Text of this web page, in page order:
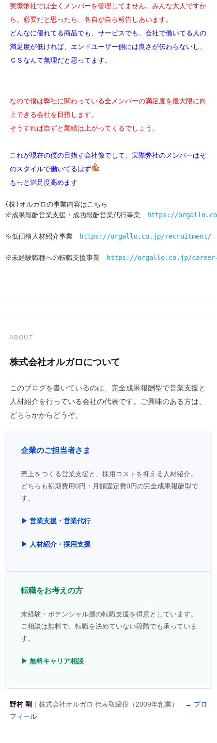
実際幣社では全くメンバーを管理してません。みんな大人ですか
ら。必要だと思ったら、各自が自ら報告しあいます。
どんなに優れてる商品でも、サービスでも、会社で働いてる人の
満足度が低ければ、エンドユーザー側には良さが伝わらないし、
ＣＳなんて無理だと思ってます。
なので僕は弊社に関わっている全メンバーの満足度を最大限に向
上できる会社を目指します。
そうすれば自ずと業績は上がってくるでしょう。
これが現在の僕の目指す会社像でして、実際弊社のメンバーはそ
のスタイルで働いてるはず
もっと満足度高めます
(株)オルガロの事業内容はこちら
※成果報酬営業支援・成功報酬営業代行事業
https://
※低価格人材紹介事業 https://orgallo.co.jp/recruitment/
※未経験職種への転職支援事業 https://orgallo.co.jp/
ABOUT
株式会社オルガロについて
このブログを書いているのは、完全成果報酬型で営業支援と
人材紹介を行っている会社の代表です。ご興味のある方は、
どちらかからどうぞ。
企業のご担当者さま
売上をつくる営業支援と、採用コストを抑える人材紹介。
どちらも初期費用0円・月額固定費0円の完全成果報酬型で
す。
▶ 営業支援・営業代行
▶ 人材紹介・採用支援
転職をお考えの方
未経験・ポテンシャル層の転職支援を得意としています。
ご相談は無料で、転職を決めていない段階でも承っていま
す。
▶ 無料キャリア相談
野村 剛 ｜株式会社オルガロ 代表取締役（2009年創業）
→ プロ
フィール